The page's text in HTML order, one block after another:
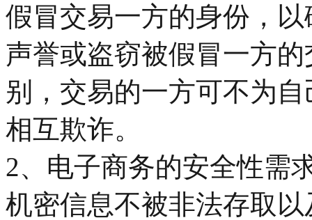
假冒交易一方的身份，
声誉或盗窃被假冒一方
别，交易的一方可不为
相互欺诈。
2、电子商务的安全性需
机密信息不被非法存取